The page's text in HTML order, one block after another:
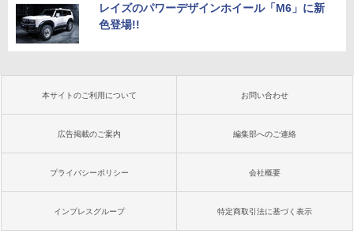
レイズのパワーデザインホイール「M6」に新
色登場!!
本サイトのご利用について お問い合わせ
広告掲載のご案内 編集部へのご連絡
プライバシーポリシー 会社概要
インプレスグループ 特定商取引法に基づく表示